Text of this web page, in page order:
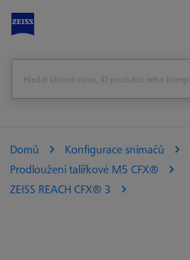
Domů Konfigurace snímačů
Prodloužení talířkové M5 CFX®
ZEISS REACH CFX® 3